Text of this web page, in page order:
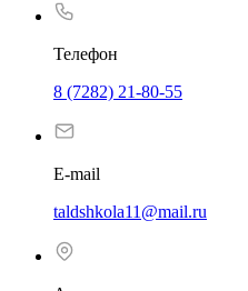
Телефон
8 (7282) 21-80-55
E-mail
taldshkola11@mail.ru